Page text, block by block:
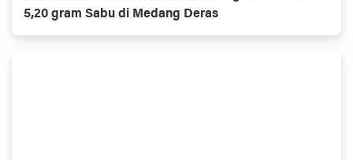
5,20 gram Sabu di Medang Deras